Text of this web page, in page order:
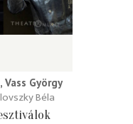
Vass György
Béla